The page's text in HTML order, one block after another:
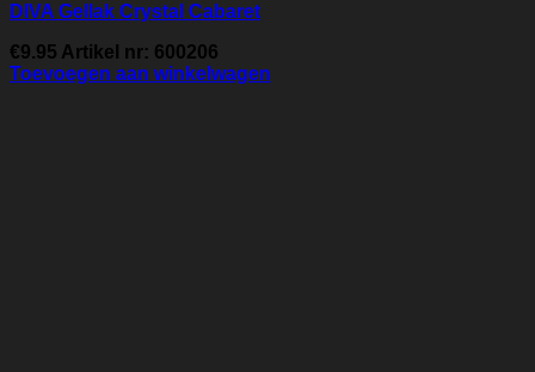
DIVA Gellak Crystal Cabaret
€9.95 Artikel nr: 600206
Toevoegen aan winkelwagen